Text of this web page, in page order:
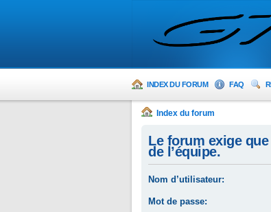
INDEX DU FORUM FAQ
Index du forum
Le forum exige
de l’équipe.
Nom d’utilisateur:
Mot de passe: